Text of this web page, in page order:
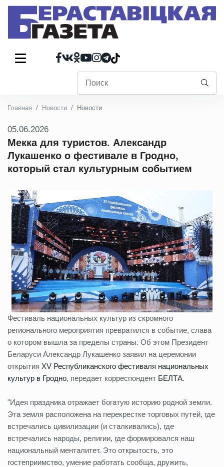
Главная Новости Новости
05.06.2026
Мекка для туристов. Александр
Лукашенко о фестивале в Гродно,
который стал культурным событием
Фестиваль национальных культур из скромного
регионального мероприятия превратился в событие, слава
о котором вышла за пределы страны. Об этом Президент
Беларуси Александр Лукашенко заявил на церемонии
открытия XV Республиканского фестиваля национальных
культур в Гродно, передает корреспондент БЕЛТА.
"Идея праздника отражает богатую историю родной земли.
Эта земля расположена на перекрестке торговых путей, где
встречались цивилизации (и сталкивались), где
встречались народы, религии, где формировался наш
национальный менталитет. Это открытость, это
гостеприимство, умение работать сообща, дружить,